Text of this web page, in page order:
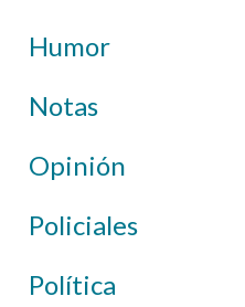
Humor
Notas
Opinión
Policiales
Política